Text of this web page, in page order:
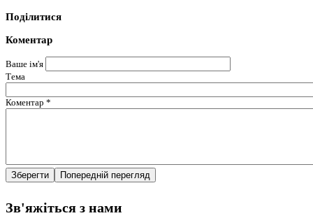
Поділитися
Коментар
Ваше ім'я
Тема
Коментар *
Зв'яжіться з нами